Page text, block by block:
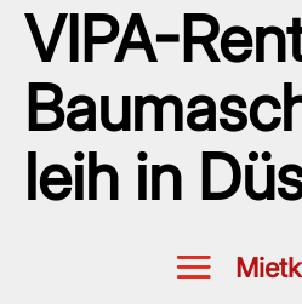
VIPA-
leih in